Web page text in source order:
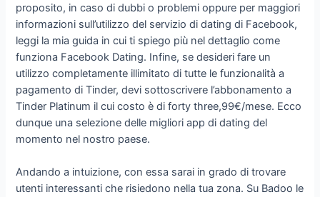
proposito, in caso di dubbi o problemi oppure per maggiori
informazioni sull’utilizzo del servizio di dating di Facebook,
leggi la mia guida in cui ti spiego più nel dettaglio come
funziona Facebook Dating. Infine, se desideri fare un
utilizzo completamente illimitato di tutte le funzionalità a
pagamento di Tinder, devi sottoscrivere l’abbonamento a
Tinder Platinum il cui costo è di forty three,99€/mese. Ecco
dunque una selezione delle migliori app di dating del
momento nel nostro paese.
Andando a intuizione, con essa sarai in grado di trovare
utenti interessanti che risiedono nella tua zona. Su Badoo le